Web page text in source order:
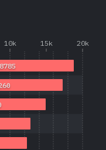
10k 15k 20k